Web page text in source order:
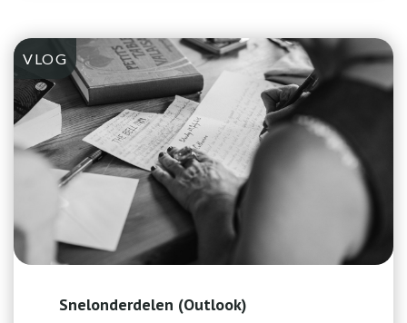
VLOG
Snelonderdelen (Outlook)